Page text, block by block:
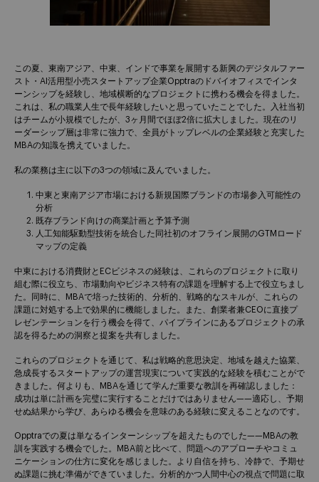
この夏、東南アジア、中東、インドで事業を展開する新興のデジタルファー
スト・AI活用型小売スタートアップ企業Opptraのドバイオフィスでインタ
ーンシップを経験し、地域横断的なプロジェクトに携わる機会を得ました。
これは、私の職業人生で長年経験したいと思っていたことでした。入社当初
はチームが小規模でしたが、3ヶ月間でほぼ2倍に拡大しました。現在のリ
ーダーシップ層は非常に強力で、全員がトップレベルの企業経験と充実した
MBAの知識を携えていました。
私の業務は主に以下の3つの領域に及んでいました。
中東と東南アジア市場における新規国際ブランドの市場参入可能性の
分析
既存ブランド向けの商業計画と予算予測
人工知能駆動型技術を統合した同社初のオフライン展開のGTMロード
マップの定義
中東における消費財とECビジネスの経験は、これらのプロジェクトに取り
組む際に役立ち、市場動向やビジネス特有の課題を理解する上で役立ちまし
た。同時に、MBAで培った技術的、分析的、戦略的なスキルが、これらの
課題に対処する上で効果的に機能しました。また、創業者兼CEOに直接プ
レゼンテーションを行う機会を得て、パイプラインにあるプロジェクトの承
認を得るための洞察と提案を共有しました。
これらのプロジェクトを通じて、私は戦略的意思決定、地域を越えた協業、
急成長するスタートアップの運営現実について実践的な経験を積むことがで
きました。何よりも、MBAを通じて学んだ重要な教訓を再確認しました：
成功は単に計画を完璧に実行することだけではありません——適応し、予期
せぬ結果から学び、あらゆる機会を意味のある経験に変えることなのです。
Opptraでの夏は単なるインターンシップを超えたものでした——MBAの教
訓を実践する機会でした。MBA前と比べて、問題へのアプローチやコミュ
ニケーションの仕方に変化を感じました。より自信を持ち、冷静で、予期せ
ぬ課題に挑む準備ができていました。分析的かつ人間中心の視点で問題に取